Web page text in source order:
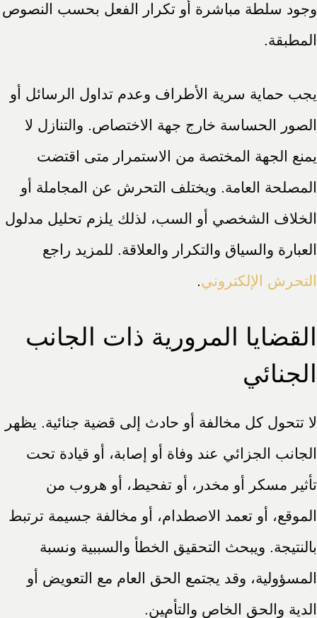
وجود سلطة مباشرة أو تكرار الفعل بحسب النصوص
المطبقة.
يجب حماية سرية الأطراف وعدم تداول الرسائل أو
الصور الحساسة خارج جهة الاختصاص. والتنازل لا
يمنع الجهة المختصة من الاستمرار متى اقتضت
المصلحة العامة. ويختلف التحرش عن المجاملة أو
الخلاف الشخصي أو السب، لذلك يلزم تحليل مدلول
العبارة والسياق والتكرار والعلاقة. للمزيد راجع
التحرش الإلكتروني.
القضايا المرورية ذات الجانب
الجنائي
لا تتحول كل مخالفة أو حادث إلى قضية جنائية. يظهر
الجانب الجزائي عند وفاة أو إصابة، أو قيادة تحت
تأثير مسكر أو مخدر، أو تفحيط، أو هروب من
الموقع، أو تعمد الاصطدام، أو مخالفة جسيمة ترتبط
بالنتيجة. ويبحث التحقيق الخطأ والسببية ونسبة
المسؤولية، وقد يجتمع الحق العام مع التعويض أو
الدية والحق الخاص والتأمين.